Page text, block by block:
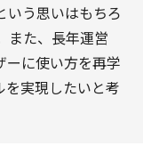
いう思いはもちろ
また、長年運営
ーに使い方を再学
を実現したいと考